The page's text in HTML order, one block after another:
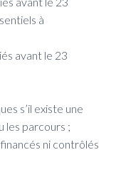
à
avant le 23
s’il existe une
les parcours ;
ni contrôlés